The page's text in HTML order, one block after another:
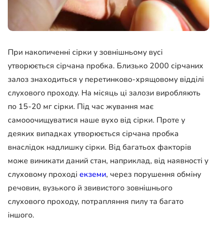
При накопиченні сірки у зовнішньому вусі
утворюється сірчана пробка. Близько 2000 сірчаних
залоз знаходиться у перетинково-хрящовому відділі
слухового проходу. На місяць ці залози виробляють
по 15-20 мг сірки. Під час жування має
самооочищуватися наше вухо від сірки. Проте у
деяких випадках утворюється сірчана пробка
внаслідок надлишку сірки. Від багатьох факторів
може виникати даний стан, наприклад, від наявності у
слуховому проході екземи, через порушення обміну
речовин, вузького й звивистого зовнішнього
слухового проходу, потрапляння пилу та багато
іншого.